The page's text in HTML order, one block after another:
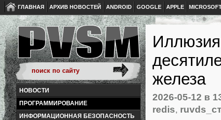
ГЛАВНАЯ АРХИВ НОВОСТЕЙ ANDROID GOOGLE APPLE
НОВОСТИ
ПРОГРАММИРОВАНИЕ
ИНФОРМАЦИОННАЯ БЕЗОПАСНОСТЬ
Иллюзия
железа
2026-05-12 в
redis,